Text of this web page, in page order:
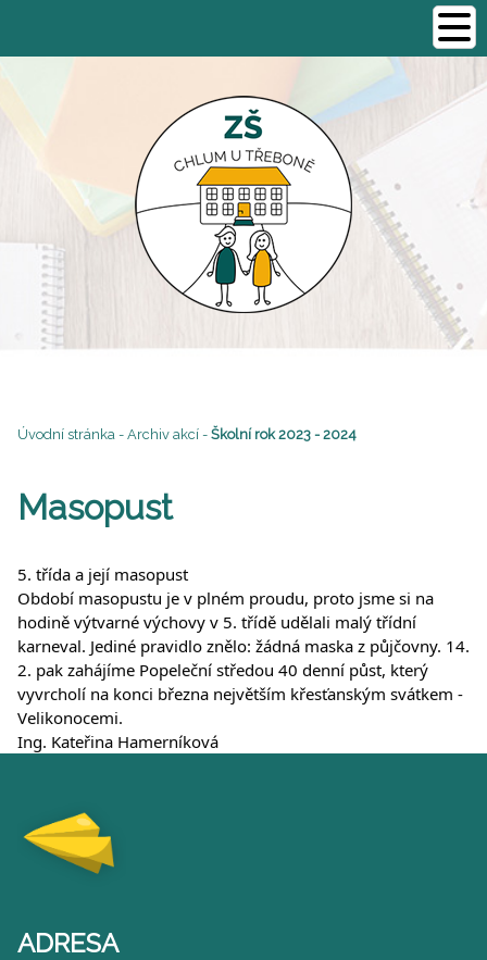
Úvodní stránka - Archiv akcí - Školní rok 2023 - 2024
Masopust
5. třída a její masopust
Období masopustu je v plném proudu, proto jsme si na
hodině výtvarné výchovy v 5. třídě udělali malý třídní
karneval. Jediné pravidlo znělo: žádná maska z půjčovny. 14.
2. pak zahájíme Popeleční středou 40 denní půst, který
vyvrcholí na konci března největším křesťanským svátkem -
Velikonocemi.
Ing. Kateřina Hamerníková
ADRESA